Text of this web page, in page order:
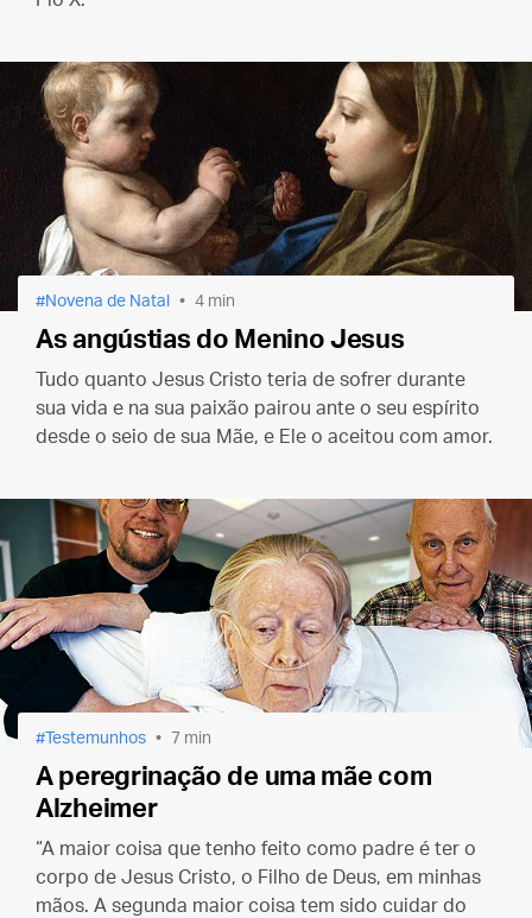
Novena de Natal 4 min
As angústias do Menino Jesus
Tudo quanto Jesus Cristo teria de sofrer durante
sua vida e na sua paixão pairou ante o seu espírito
desde o seio de sua Mãe, e Ele o aceitou com amor.
Testemunhos 7 min
A peregrinação de uma mãe com
Alzheimer
“A maior coisa que tenho feito como padre é ter o
corpo de Jesus Cristo, o Filho de Deus, em minhas
mãos. A segunda maior coisa tem sido cuidar do